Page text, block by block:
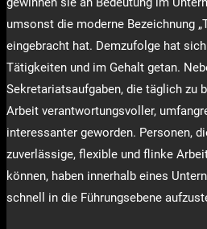
umsonst die moderne Bezeichnung
eingebracht hat. Demzufolge hat
Tätigkeiten und im Gehalt getan.
Sekretariatsaufgaben, die täglich zu
Arbeit verantwortungsvoller,
interessanter geworden. Personen,
zuverlässige, flexible und flinke
können, haben innerhalb eines
schnell in die Führungsebene